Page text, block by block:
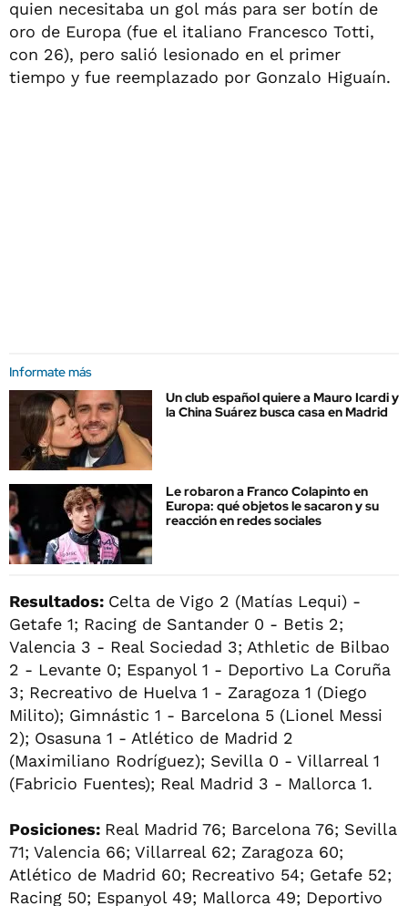
quien necesitaba un gol más para ser botín de
oro de Europa (fue el italiano Francesco Totti,
con 26), pero salió lesionado en el primer
tiempo y fue reemplazado por Gonzalo Higuaín.
Informate más
Un club español quiere a Mauro Icardi y
la China Suárez busca casa en Madrid
Le robaron a Franco Colapinto en
Europa: qué objetos le sacaron y su
reacción en redes sociales
Resultados: Celta de Vigo 2 (Matías Lequi) -
Getafe 1; Racing de Santander 0 - Betis 2;
Valencia 3 - Real Sociedad 3; Athletic de Bilbao
2 - Levante 0; Espanyol 1 - Deportivo La Coruña
3; Recreativo de Huelva 1 - Zaragoza 1 (Diego
Milito); Gimnástic 1 - Barcelona 5 (Lionel Messi
2); Osasuna 1 - Atlético de Madrid 2
(Maximiliano Rodríguez); Sevilla 0 - Villarreal 1
(Fabricio Fuentes); Real Madrid 3 - Mallorca 1.
Posiciones: Real Madrid 76; Barcelona 76; Sevilla
71; Valencia 66; Villarreal 62; Zaragoza 60;
Atlético de Madrid 60; Recreativo 54; Getafe 52;
Racing 50; Espanyol 49; Mallorca 49; Deportivo